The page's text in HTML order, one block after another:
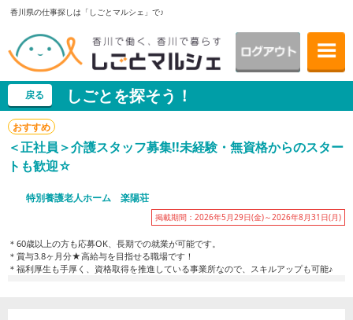
香川県の仕事探しは「しごとマルシェ」で♪
戻る しごとを探そう！
おすすめ
＜正社員＞介護スタッフ募集!!未経験・無資格からのスター
トも歓迎☆
特別養護老人ホーム 楽陽荘
掲載期間：2026年5月29日(金)～2026年8月31日(月)
＊60歳以上の方も応募OK、長期での就業が可能です。
＊賞与3.8ヶ月分★高給与を目指せる職場です！
＊福利厚生も手厚く、資格取得を推進している事業所なので、スキルアップも可能♪